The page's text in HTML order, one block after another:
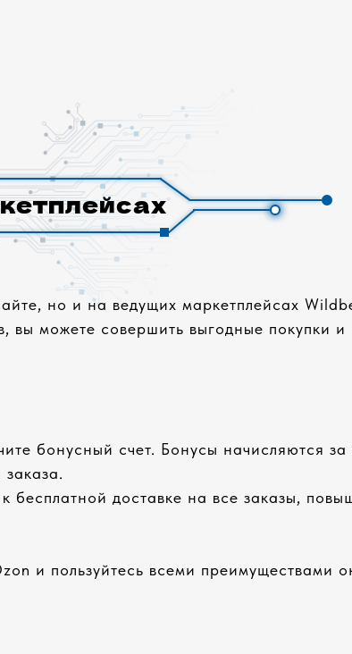
но и на ведущих маркетплейсах
вы можете совершить выгодные покупки и
бонусный счет. Бонусы начисляются за
доставке на все заказы,
и пользуйтесь всеми преимуществами